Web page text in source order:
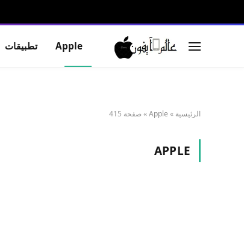
Apple تطبيقات
الرئيسية »
Apple
»صفحة 415
APPLE